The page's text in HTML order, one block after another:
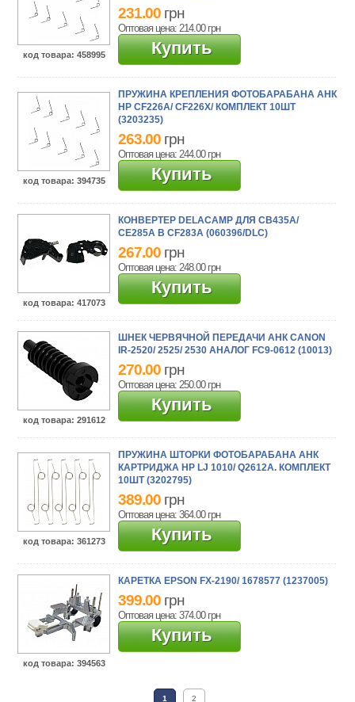
код товара: 458995
231.00 грн
Оптовая цена: 214.00 грн
Купить
код товара: 394735
ПРУЖИНА КРЕПЛЕНИЯ ФОТОБАРАБАНА АНК
HP CF226A/ CF226X/ КОМПЛЕКТ 10ШТ
(3203235)
263.00 грн
Оптовая цена: 244.00 грн
Купить
код товара: 417073
КОНВЕРТЕР DELACAMP ДЛЯ CB435A/
CE285A В CF283A (060396/DLC)
267.00 грн
Оптовая цена: 248.00 грн
Купить
код товара: 291612
ШНЕК ЧЕРВЯЧНОЙ ПЕРЕДАЧИ АНК CANON
IR-2520/ 2525/ 2530 АНАЛОГ FC9-0612 (10013)
270.00 грн
Оптовая цена: 250.00 грн
Купить
код товара: 361273
ПРУЖИНА ШТОРКИ ФОТОБАРАБАНА АНК
КАРТРИДЖА HP LJ 1010/ Q2612A. КОМПЛЕКТ
10ШТ (3202795)
389.00 грн
Оптовая цена: 364.00 грн
Купить
код товара: 394563
КАРЕТКА EPSON FX-2190/ 1678577 (1237005)
399.00 грн
Оптовая цена: 374.00 грн
Купить
1 2